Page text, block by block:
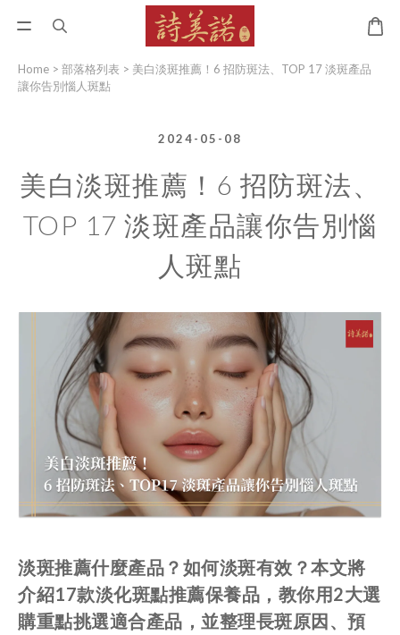
Home > 部落格列表 > 美白淡斑推薦！6 招防斑法、TOP 17 淡斑產品
讓你告別惱人斑點
2024-05-08
美白淡斑推薦！6 招防斑法、
TOP 17 淡斑產品讓你告別惱
人斑點
淡斑推薦什麼產品？如何淡斑有效？本文將
介紹17款淡化斑點推薦保養品，教你用2大選
購重點挑選適合產品，並整理長斑原因、預